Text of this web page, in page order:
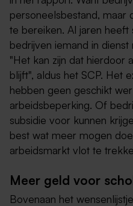
personeelsbestand, maar
te bereiken. Al jaren
bedrijven iemand in
"Het kan zijn dat hierdoor
blijft", aldus het SCP. Het
hebben geen geschikt
arbeidsbeperking. Of
subsidie voor kunnen
best wat meer mogen
arbeidsmarkt vlot te
Meer geld voor
Bovenaan het